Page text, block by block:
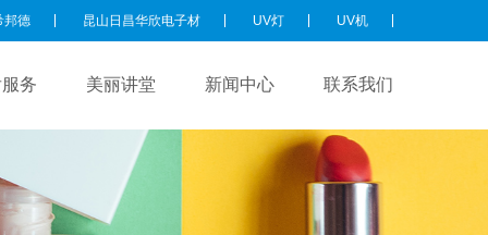
邦德 昆山日昌华欣电子材 UV灯 UV机
务 美丽讲堂 新闻中心 联系我们